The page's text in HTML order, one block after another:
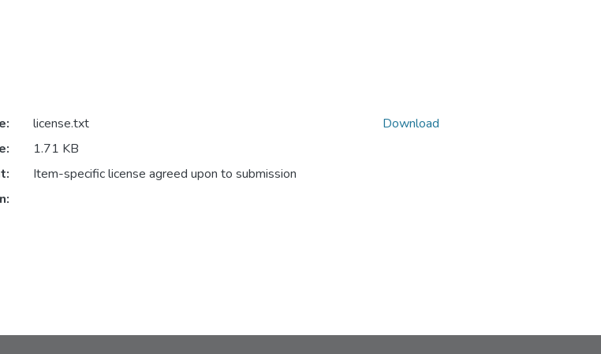
license.txt
1.71 KB
Item-specific license agreed upon to submission
Download